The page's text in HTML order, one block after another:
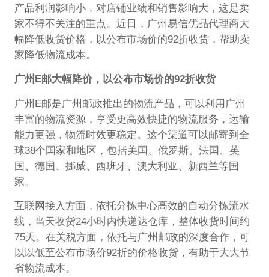
产品利润影响小，对店铺业绩和销售影响大，这是卖
家不得不关注的重点。近日，广州易信优品代理商大
幅降低收货价格，以公布市场价的92折收货，帮助卖
家降低物流成本。
广州E邮大幅降价，以公布市场价的92折收货
广州E邮是广州邮政推出的物流产品，可以利用广州
丰富的物流资源，享受更高效快捷的物流服务，运输
能力更强，物流时效更稳定。这个渠道可以邮寄到全
球38个国家和地区，包括美国、俄罗斯、法国、英
国、德国、挪威、西班牙、澳大利亚、新西兰等国
家。
互联网接入方面，依托分拣中心高效的自动分拣流水
线，当天收货24小时内快递达仓库，整体收货时间约
75天。在关税方面，依托与广州邮政的深度合作，可
以以低至公布市场价92折的价格收货，有助于大大节
省物流成本。